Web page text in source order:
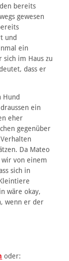
bereits
gewesen
und
ein
im Haus zu
dass er
Hund
ein
eher
gegenüber
Da Mateo
von einem
sich in
wäre okay,
wenn er der
oder: